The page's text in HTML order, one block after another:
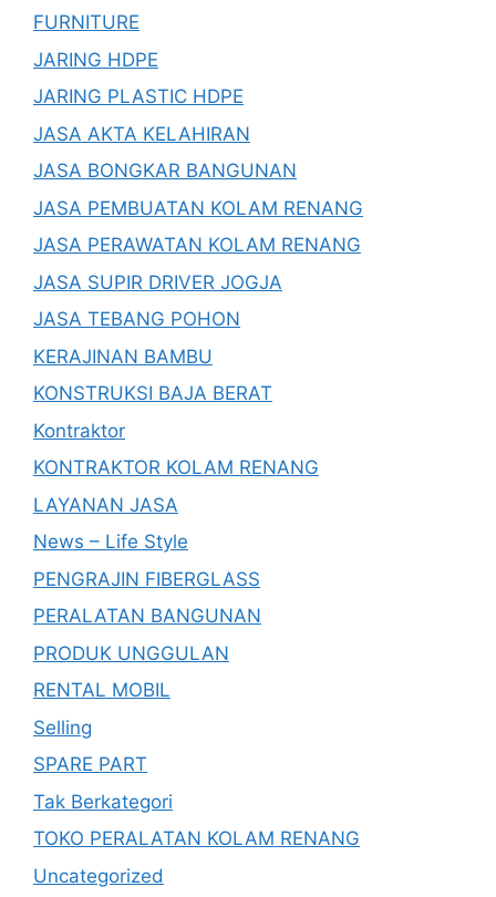
FURNITURE
JARING HDPE
JARING PLASTIC HDPE
JASA AKTA KELAHIRAN
JASA BONGKAR BANGUNAN
JASA PEMBUATAN KOLAM RENANG
JASA PERAWATAN KOLAM RENANG
JASA SUPIR DRIVER JOGJA
JASA TEBANG POHON
KERAJINAN BAMBU
KONSTRUKSI BAJA BERAT
Kontraktor
KONTRAKTOR KOLAM RENANG
LAYANAN JASA
News – Life Style
PENGRAJIN FIBERGLASS
PERALATAN BANGUNAN
PRODUK UNGGULAN
RENTAL MOBIL
Selling
SPARE PART
Tak Berkategori
TOKO PERALATAN KOLAM RENANG
Uncategorized